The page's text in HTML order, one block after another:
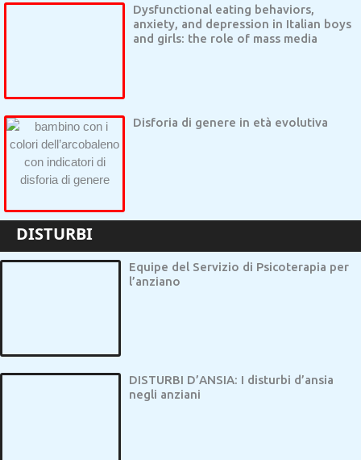
Dysfunctional eating behaviors,
anxiety, and depression in Italian boys
and girls: the role of mass media
Disforia di genere in età evolutiva
DISTURBI
Equipe del Servizio di Psicoterapia per
l’anziano
DISTURBI D’ANSIA: I disturbi d’ansia
negli anziani